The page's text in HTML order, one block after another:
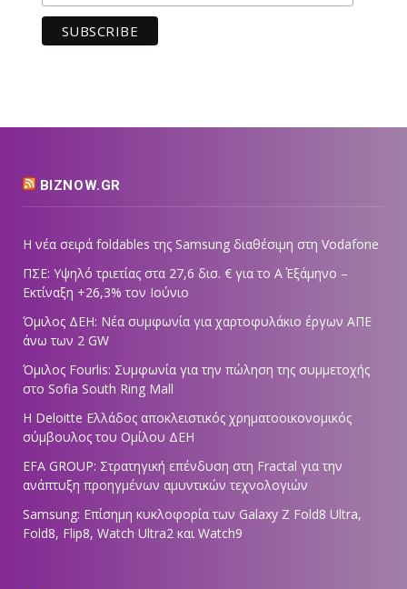
BIZNOW.GR
Η νέα σειρά foldables της Samsung διαθέσιμη στη Vodafone
ΠΣΕ: Υψηλό τριετίας στα 27,6 δισ. € για το Α΄ Εξάμηνο –
Εκτίναξη +26,3% τον Ιούνιο
Όμιλος ΔΕΗ: Νέα συμφωνία για χαρτοφυλάκιο έργων ΑΠΕ
άνω των 2 GW
Όμιλος Fourlis: Συμφωνία για την πώληση της συμμετοχής
στο Sofia South Ring Mall
Η Deloitte Ελλάδος αποκλειστικός χρηματοοικονομικός
σύμβουλος του Ομίλου ΔΕΗ
EFA GROUP: Στρατηγική επένδυση στη Fractal για την
ανάπτυξη προηγμένων αμυντικών τεχνολογιών
Samsung: Επίσημη κυκλοφορία των Galaxy Z Fold8 Ultra,
Fold8, Flip8, Watch Ultra2 και Watch9